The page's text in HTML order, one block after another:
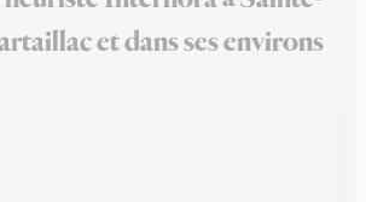
et dans ses environs